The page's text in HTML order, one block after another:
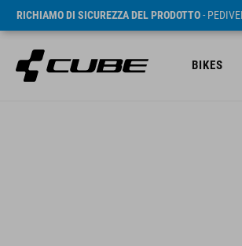
RICHIAMO DI SICUREZZA DEL PRODOTTO-
BIKES